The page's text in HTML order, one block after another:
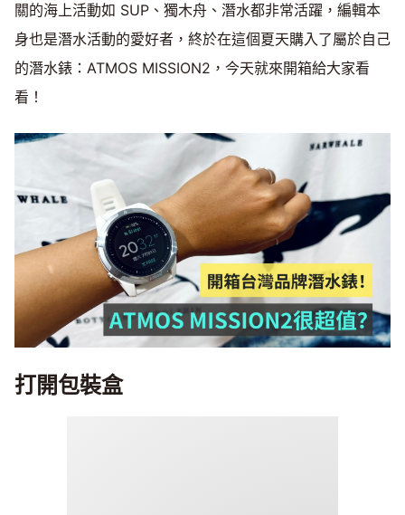
關的海上活動如 SUP、獨木舟、潛水都非常活躍，編輯本
身也是潛水活動的愛好者，終於在這個夏天購入了屬於自己
的潛水錶：ATMOS MISSION2，今天就來開箱給大家看
看！
打開包裝盒